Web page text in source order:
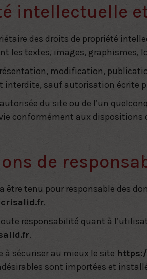
intellectuelle
des droits de propriété
les textes, images, graphismes,
modification,
interdite, sauf autorisation écrite
du site ou de l’un
conformément aux dispositions
de
être tenu pour responsable des
.
responsabilité quant à
.
à sécuriser au mieux le site
sont importées et